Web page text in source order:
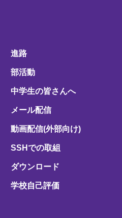
進路
部活動
中学生の皆さんへ
メール配信
動画配信(外部向け)
SSHでの取組
ダウンロード
学校自己評価